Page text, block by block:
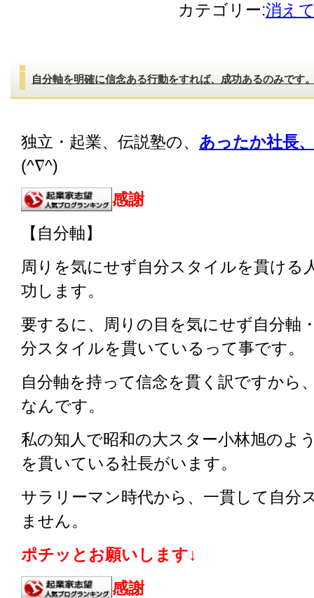
カテゴリー:消え
自分軸を明確に信念ある行動をすれば、成功あるのみです
独立・起業、伝説塾の、 あったか社長
(^∇^)
感謝
【自分軸】
周りを気にせず自分スタイルを貫ける
功します。
要するに、周りの目を気にせず自分軸
分スタイルを貫いているって事です。
自分軸を持って信念を貫く訳ですから
なんです。
私の知人で昭和の大スター小林旭のよ
を貫いている社長がいます。
サラリーマン時代から、一貫して自分
ません。
ポチッとお願いします↓
感謝